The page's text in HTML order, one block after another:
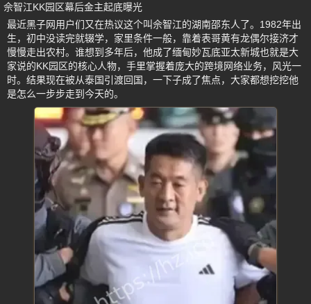
佘智江KK园区幕后金主起底曝光
最近黑子网用户们又在热议这个叫佘智江的湖南邵东人了。1982年出
生，初中没读完就辍学，家里条件一般，靠着表哥黄有龙偶尔接济才
慢慢走出农村。谁想到多年后，他成了缅甸妙瓦底亚太新城也就是大
家说的KK园区的核心人物，手里掌握着庞大的跨境网络业务，风光一
时。结果现在被从泰国引渡回国，一下子成了焦点，大家都想挖挖他
是怎么一步步走到今天的。